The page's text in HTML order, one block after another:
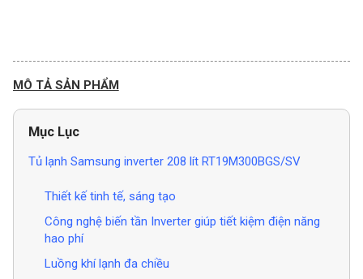
MÔ TẢ SẢN PHẨM
Mục Lục
Tủ lạnh Samsung inverter 208 lít RT19M300BGS/SV
Thiết kế tinh tế, sáng tạo
Công nghệ biến tần Inverter giúp tiết kiệm điện năng
hao phí
Luồng khí lạnh đa chiều